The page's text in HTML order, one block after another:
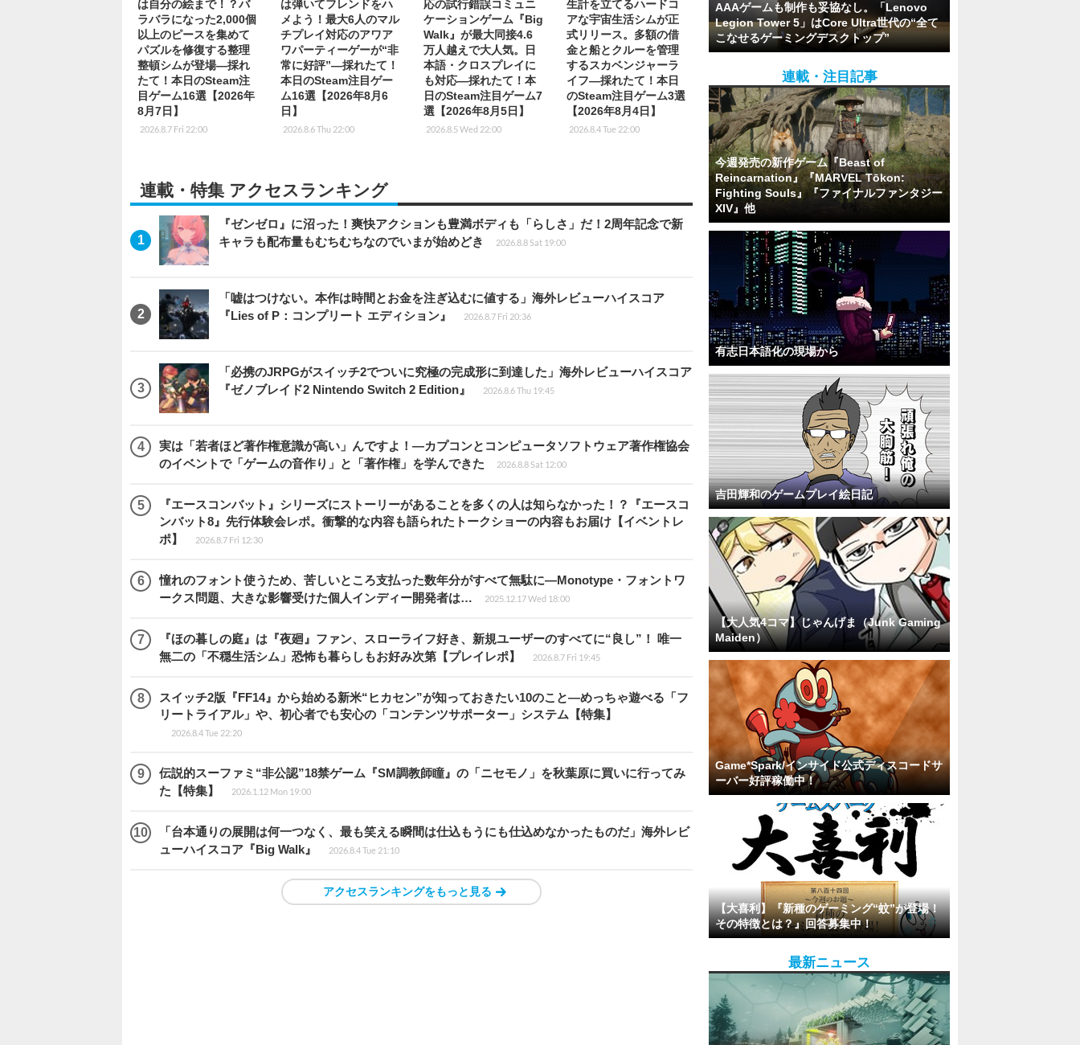
は自分の絵まで！？バ
ラバラになった2,000個
以上のピースを集めて
パズルを修復する整理
整頓シムが登場―採れ
たて！本日のSteam注
目ゲーム16選【2026年
8月7日】
2026.8.7 Fri 22:00
は弾いてフレンドをハ
メよう！最大6人のマル
チプレイ対応のアワア
ワパーティーゲーが“非
常に好評”―採れたて！
本日のSteam注目ゲー
ム16選【2026年8月6
日】
2026.8.6 Thu 22:00
応の試行錯誤コミュニ
ケーションゲーム『Big
Walk』が最大同接4.6
万人越えで大人気。日
本語・クロスプレイに
も対応―採れたて！本
日のSteam注目ゲーム7
選【2026年8月5日】
2026.8.5 Wed 22:00
生計を立てるハードコ
アな宇宙生活シムが正
式リリース。多額の借
金と船とクルーを管理
するスカベンジャーラ
イフ―採れたて！本日
のSteam注目ゲーム3選
【2026年8月4日】
2026.8.4 Tue 22:00
連載・特集 アクセスランキング
『ゼンゼロ』に沼った！爽快アクションも豊満ボディも「らしさ」だ！2周年記念で新
キャラも配布量もむちむちなのでいまが始めどき
2026.8.8 Sat 19:00
「嘘はつけない。本作は時間とお金を注ぎ込むに値する」海外レビューハイスコア
『Lies of P：コンプリート エディション』
2026.8.7 Fri 20:36
「必携のJRPGがスイッチ2でついに究極の完成形に到達した」海外レビューハイスコア
『ゼノブレイド2 Nintendo Switch 2 Edition』
2026.8.6 Thu 19:45
実は「若者ほど著作権意識が高い」んですよ！―カプコンとコンピュータソフトウェア著作権協会
のイベントで「ゲームの音作り」と「著作権」を学んできた
2026.8.8 Sat 12:00
『エースコンバット』シリーズにストーリーがあることを多くの人は知らなかった！？『エースコ
ンバット8』先行体験会レポ。衝撃的な内容も語られたトークショーの内容もお届け【イベントレ
ポ】
2026.8.7 Fri 12:30
憧れのフォント使うため、苦しいところ支払った数年分がすべて無駄に―Monotype・フォントワ
ークス問題、大きな影響受けた個人インディー開発者は…
2025.12.17 Wed 18:00
『ほの暮しの庭』は『夜廻』ファン、スローライフ好き、新規ユーザーのすべてに“良し”！ 唯一
無二の「不穏生活シム」恐怖も暮らしもお好み次第【プレイレポ】
2026.8.7 Fri 19:45
スイッチ2版『FF14』から始める新米“ヒカセン”が知っておきたい10のこと―めっちゃ遊べる「フ
リートライアル」や、初心者でも安心の「コンテンツサポーター」システム【特集】
2026.8.4 Tue 22:20
伝説的スーファミ“非公認”18禁ゲーム『SM調教師瞳』の「ニセモノ」を秋葉原に買いに行ってみ
た【特集】
2026.1.12 Mon 19:00
「台本通りの展開は何一つなく、最も笑える瞬間は仕込もうにも仕込めなかったものだ」海外レビ
ューハイスコア『Big Walk』
2026.8.4 Tue 21:10
アクセスランキングをもっと見る
AAAゲームも制作も妥協なし。「Lenovo
Legion Tower 5」はCore Ultra世代の“全て
こなせるゲーミングデスクトップ”
連載・注目記事
今週発売の新作ゲーム『Beast of
Reincarnation』『MARVEL Tōkon:
Fighting Souls』『ファイナルファンタジー
XIV』他
有志日本語化の現場から
吉田輝和のゲームプレイ絵日記
【大人気4コマ】じゃんげま（Junk Gaming
Maiden）
Game*Spark/インサイド公式ディスコードサ
ーバー好評稼働中！
【大喜利】『新種のゲーミング“蚊”が登場！
その特徴とは？』回答募集中！
最新ニュース